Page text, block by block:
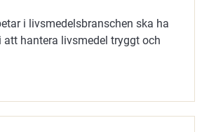
i livsmedelsbranschen ska ha
att hantera livsmedel tryggt och